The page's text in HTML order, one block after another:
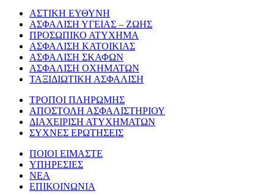
ΑΣΤΙΚΗ ΕΥΘΥΝΗ
ΑΣΦΑΛΙΣΗ ΥΓΕΙΑΣ – ΖΩΗΣ
ΠΡΟΣΩΠΙΚΟ ΑΤΥΧΗΜΑ
ΑΣΦΑΛΙΣΗ ΚΑΤΟΙΚΙΑΣ
ΑΣΦΑΛΙΣΗ ΣΚΑΦΩΝ
ΑΣΦΑΛΙΣΗ ΟΧΗΜΑΤΩΝ
ΤΑΞΙΔΙΩΤΙΚΗ ΑΣΦΑΛΙΣΗ
ΤΡΟΠΟΙ ΠΛΗΡΩΜΗΣ
ΑΠΟΣΤΟΛΗ ΑΣΦΑΛΙΣΤΗΡΙΟΥ
ΔΙΑΧΕΙΡΙΣΗ ΑΤΥΧΗΜΑΤΩΝ
ΣΥΧΝΕΣ ΕΡΩΤΗΣΕΙΣ
ΠΟΙΟΙ ΕΙΜΑΣΤΕ
ΥΠΗΡΕΣΙΕΣ
ΝΕΑ
ΕΠΙΚΟΙΝΩΝΙΑ